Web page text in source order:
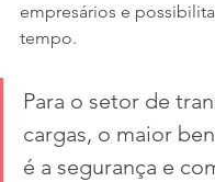
empresários e
tempo.
Para o setor de
cargas, o maior
é a segurança e